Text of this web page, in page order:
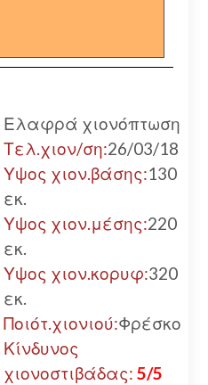
Ελαφρά χιονόπτωση
Τελ.χιον/ση:26/03/18
Υψος χιον.βάσης:130
εκ.
Υψος χιον.μέσης:220
εκ.
Υψος χιον.κορυφ:320
εκ.
Ποιότ.χιονιού:Φρέσκο
Κίνδυνος
χιονοστιβάδας: 5/5